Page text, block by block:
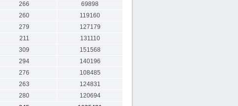
266
69898
260
119160
279
127179
211
131110
309
151568
294
140196
276
108485
263
124831
280
120694